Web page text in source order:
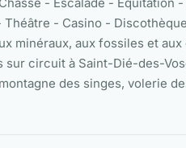
- Casino -
minéraux, aux fossiles et
sur circuit à Saint-Dié-des-
des singes, volerie